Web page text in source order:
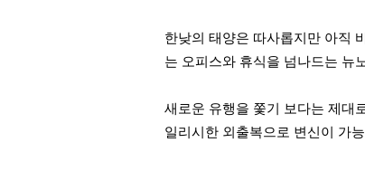
한낮의 태양은 따사롭지만 아직
는 오피스와 휴식을 넘나드는 뉴
새로운 유행을 쫓기 보다는 제대
일리시한 외출복으로 변신이 가